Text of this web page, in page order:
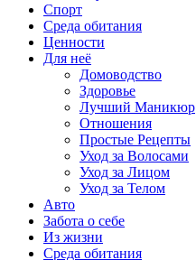
Спорт
Среда обитания
Ценности
Для неё
Домоводство
Здоровье
Лучший Маникюр
Отношения
Простые Рецепты
Уход за Волосами
Уход за Лицом
Уход за Телом
Авто
Забота о себе
Из жизни
Среда обитания